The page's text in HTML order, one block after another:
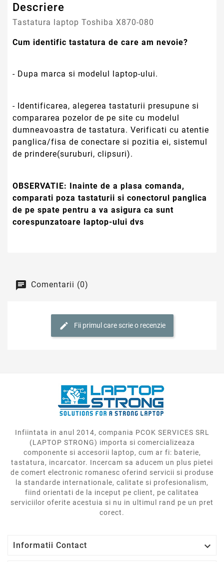
Descriere
Tastatura laptop Toshiba X870-080
Cum identific tastatura de care am nevoie?
- Dupa marca si modelul laptop-ului.
- Identificarea, alegerea tastaturii presupune si
compararea pozelor de pe site cu modelul
dumneavoastra de tastatura. Verificati cu atentie
panglica/fisa de conectare si pozitia ei, sistemul
de prindere(suruburi, clipsuri).
OBSERVATIE: Inainte de a plasa comanda,
comparati poza tastaturii si conectorul panglica
de pe spate pentru a va asigura ca sunt
corespunzatoare laptop-ului dvs
Comentarii (0)
Fii primul care scrie o recenzie
Infiintata in anul 2014, compania PCOK SERVICES SRL
(LAPTOP STRONG) importa si comercializeaza
componente si accesorii laptop, cum ar fi: baterie,
tastatura, incarcator. Incercam sa aducem un plus pietei
de comert electronic romanesc oferind servicii si produse
la standarde internationale, calitate si profesionalism,
fiind orientati de la inceput pe client, pe calitatea
serviciilor oferite acestuia si nu in ultimul rand pe un pret
corect.
Informatii Contact 